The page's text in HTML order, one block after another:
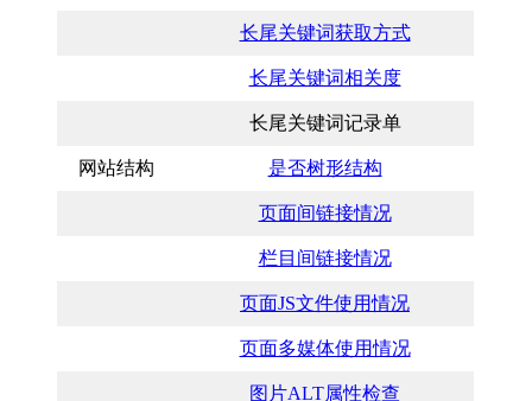
长尾关键词获取方式
长尾关键词相关度
长尾关键词记录单
网站结构 是否树形结构
页面间链接情况
栏目间链接情况
页面JS文件使用情况
页面多媒体使用情况
图片ALT属性检查